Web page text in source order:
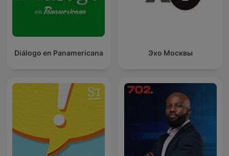
Diálogo en Panamericana Эхо Москвы